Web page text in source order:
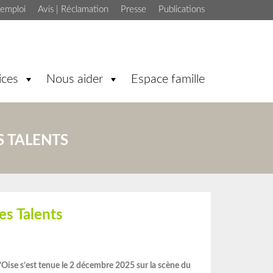
Publications
Presse
Avis | Réclamation
Nous aider Espace famille
TALENTS
Talents
s’est tenue le 2 décembre 2025 sur la scène du